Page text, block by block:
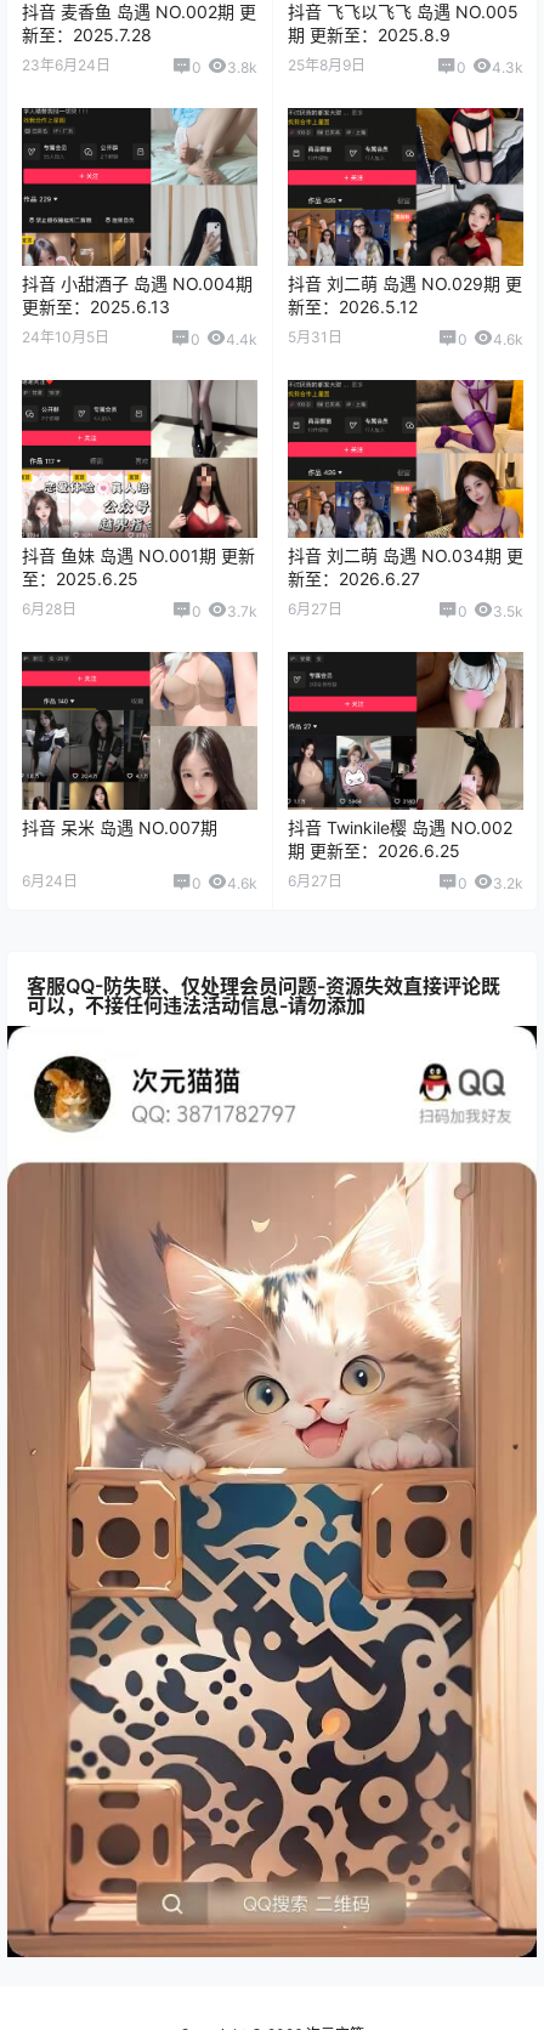
抖音 麦香鱼 岛遇 NO.002期 更
新至：2025.7.28
23年6月24日 0 3.8k
抖音 飞飞以飞飞 岛遇 NO.005
期 更新至：2025.8.9
25年8月9日 0 4.3k
抖音 小甜酒子 岛遇 NO.004期
更新至：2025.6.13
24年10月5日 0 4.4k
抖音 刘二萌 岛遇 NO.029期 更
新至：2026.5.12
5月31日 0 4.6k
抖音 鱼妹 岛遇 NO.001期 更新
至：2025.6.25
6月28日 0 3.7k
抖音 刘二萌 岛遇 NO.034期 更
新至：2026.6.27
6月27日 0 3.5k
抖音 呆米 岛遇 NO.007期
6月24日 0 4.6k
抖音 Twinkile樱 岛遇 NO.002
期 更新至：2026.6.25
6月27日 0 3.2k
客服QQ-防失联、仅处理会员问题-资源失效直接评论既
可以，不接任何违法活动信息-请勿添加